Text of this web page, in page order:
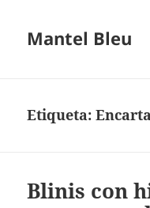
Mantel Bleu
Etiqueta:
Blinis con